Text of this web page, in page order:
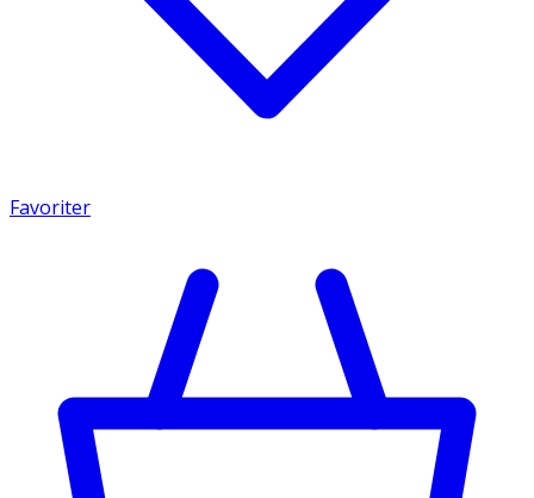
Favoriter